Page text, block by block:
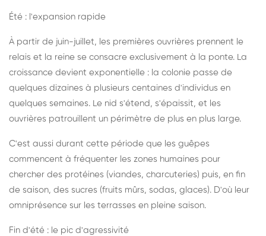
Été : l'expansion rapide
À partir de juin-juillet, les premières ouvrières prennent le
relais et la reine se consacre exclusivement à la ponte. La
croissance devient exponentielle : la colonie passe de
quelques dizaines à plusieurs centaines d'individus en
quelques semaines. Le nid s'étend, s'épaissit, et les
ouvrières patrouillent un périmètre de plus en plus large.
C'est aussi durant cette période que les guêpes
commencent à fréquenter les zones humaines pour
chercher des protéines (viandes, charcuteries) puis, en fin
de saison, des sucres (fruits mûrs, sodas, glaces). D'où leur
omniprésence sur les terrasses en pleine saison.
Fin d'été : le pic d'agressivité